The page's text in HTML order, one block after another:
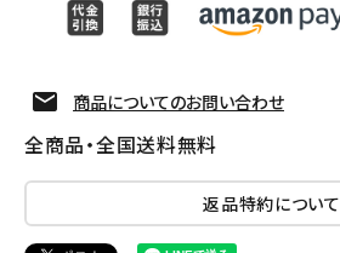
商品についてのお問い合わせ
全商品・全国送料無料
返品特約について